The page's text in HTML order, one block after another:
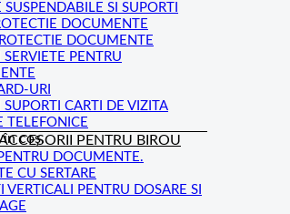
coș.
SUSPENDABILE SI SUPORTI
DOCUMENTE
DOCUMENTE
SERVIETE PENTRU
URI
SUPORTI CARTI DE VIZITA
TELEFONICE
PENTRU BIROU
DOCUMENTE.
CU SERTARE
VERTICALI PENTRU DOSARE SI